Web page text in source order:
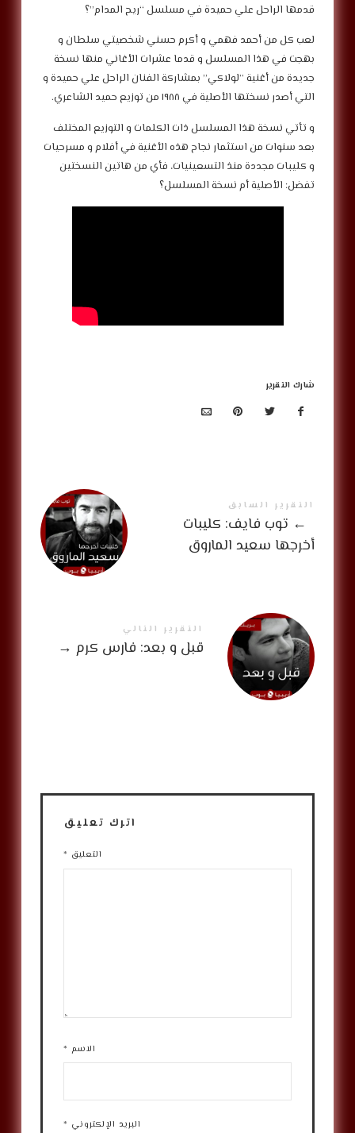
قدمها الراحل علي حميدة في مسلسل “ريح المدام”؟
لعب كل من أحمد فهمي و أكرم حسني شخصيتي سلطان و
بهجت في هذا المسلسل و قدما عشرات الأغاني منها نسخة
جديدة من أغنية “لولاكي” بمشاركة الفنان الراحل علي حميدة و
التي أصدر نسختها الأصلية في ١٩٨٨ من توزيع حميد الشاعري.
و تأتي نسخة هذا المسلسل ذات الكلمات و التوزيع المختلف
بعد سنوات من استثمار نجاح هذه الأغنية في أفلام و مسرحيات
و كليبات مجددة منذ التسعينيات، فأي من هاتين النسختين
تفضل: الأصلية أم نسخة المسلسل؟
شارك التقرير
التقرير السابق
← توب فايف: كليبات
أخرجها سعيد الماروق
التقرير التالي
قبل و بعد: فارس كرم →
اترك تعليق
التعليق *
الاسم *
البريد الإلكتروني *